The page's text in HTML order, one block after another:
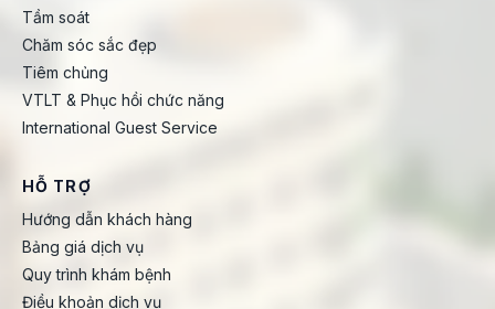
Tầm soát
Chăm sóc sắc đẹp
Tiêm chủng
VTLT & Phục hồi chức năng
International Guest Service
HỖ TRỢ
Hướng dẫn khách hàng
Bảng giá dịch vụ
Quy trình khám bệnh
Điều khoản dịch vụ